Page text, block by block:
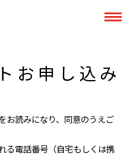
お申し込み
お読みになり、同意のうえご
る電話番号（自宅もしくは携